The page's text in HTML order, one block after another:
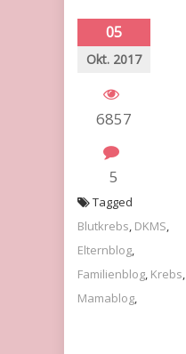
05
Okt. 2017
6857
5
Tagged
Blutkrebs DKMS
Elternblog
Familienblog Krebs
Mamablog